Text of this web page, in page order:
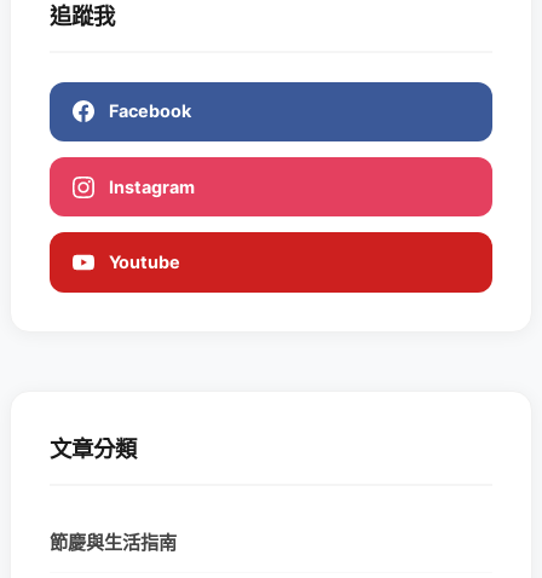
追蹤我
Facebook
Instagram
Youtube
文章分類
節慶與生活指南